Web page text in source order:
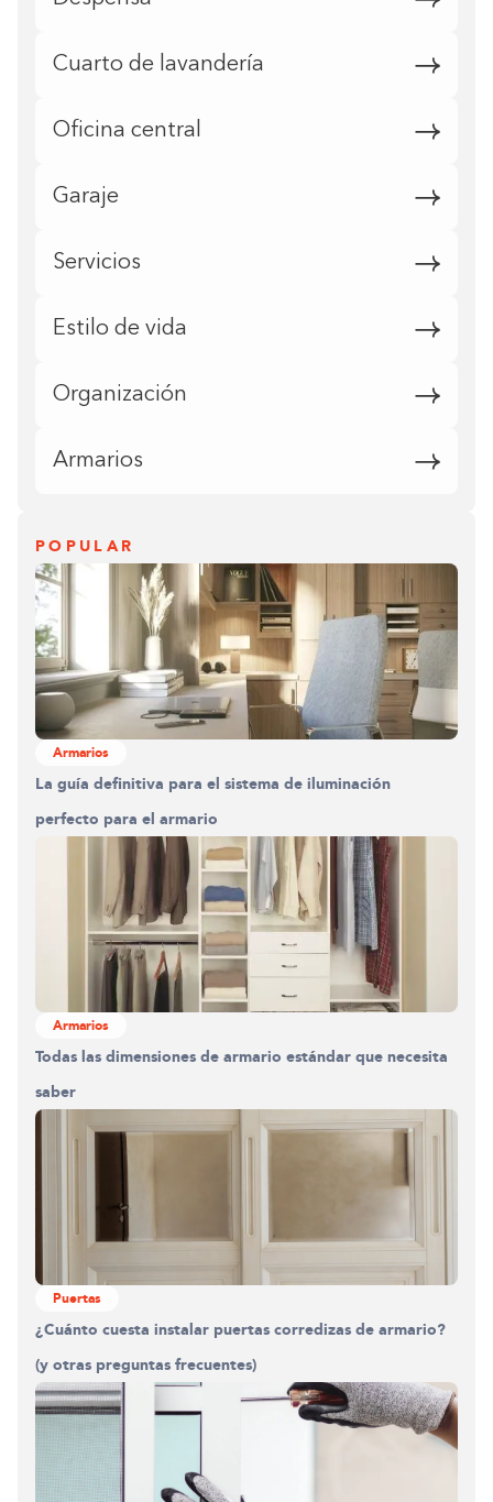
Cuarto de lavandería
Oficina central
Garaje
Servicios
Estilo de vida
Organización
Armarios
POPULAR
Armarios
La guía definitiva para el sistema de iluminación
perfecto para el armario
Armarios
Todas las dimensiones de armario estándar que necesita
saber
Puertas
¿Cuánto cuesta instalar puertas corredizas de armario?
(y otras preguntas frecuentes)